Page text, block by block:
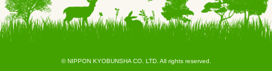
© NIPPON KYOBUNSHA CO. LTD. All rights reserved.